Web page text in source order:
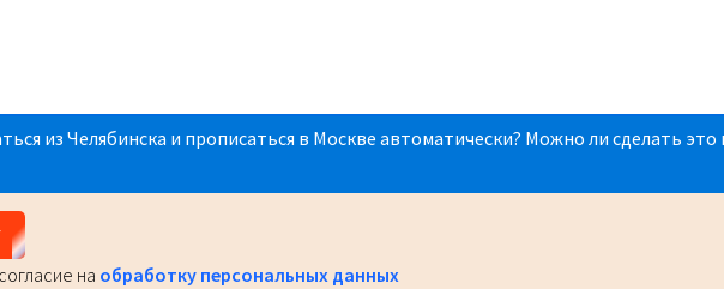
из Челябинска и прописаться в Москве автоматически? Можно ли сделать это
на обработку персональных данных